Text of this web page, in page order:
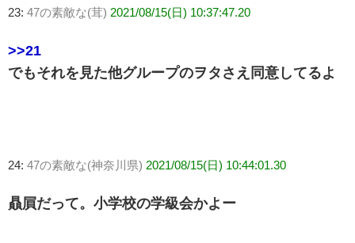
23: 47の素敵な(茸) 2021/08/15(日) 10:37:47.20
>>21
でもそれを見た他グループのヲタさえ同意してるよ
24: 47の素敵な(神奈川県) 2021/08/15(日) 10:44:01.30
贔屓だって。小学校の学級会かよー